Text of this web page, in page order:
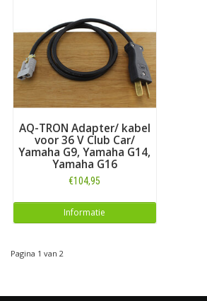
AQ-TRON Adapter/ kabel
voor 36 V Club Car/
Yamaha G9, Yamaha G14,
Yamaha G16
€104,95
Informatie
Pagina 1 van 2